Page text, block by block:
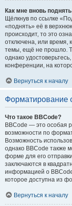
Как мне вновь
Щёлкнув по ссылке
«поднять» её в
происходит, то это
отключена, или время,
темы, ещё не прошло.
однако
конференции, на
Вернуться к началу
Форматирование
Что такое BBCode?
BBCode — это особая
возможности по
Возможность
однако BBCode также
форме для его
заключаются в
информацией о
которое доступна из
Вернуться к началу